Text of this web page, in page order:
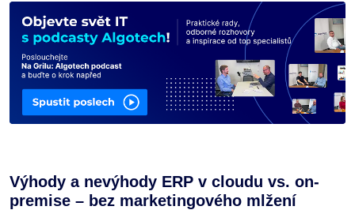
Výhody a nevýhody ERP v cloudu vs. on-
premise – bez marketingového mlžení